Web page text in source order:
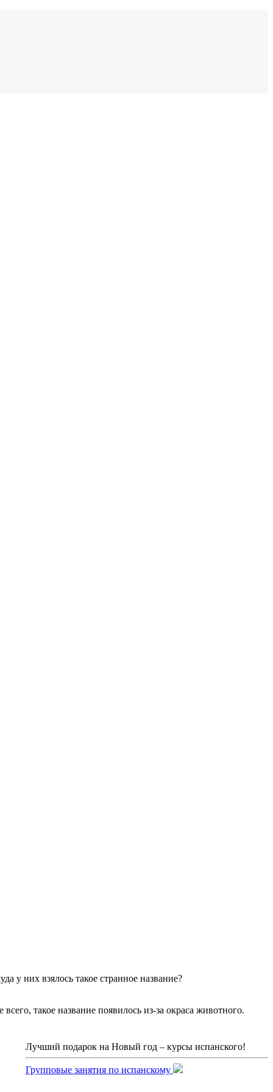
у них взялось такое странное название?
всего, такое название появилось из-за окраса животного.
Лучший подарок на Новый год – курсы испанского!
Групповые занятия по испанскому